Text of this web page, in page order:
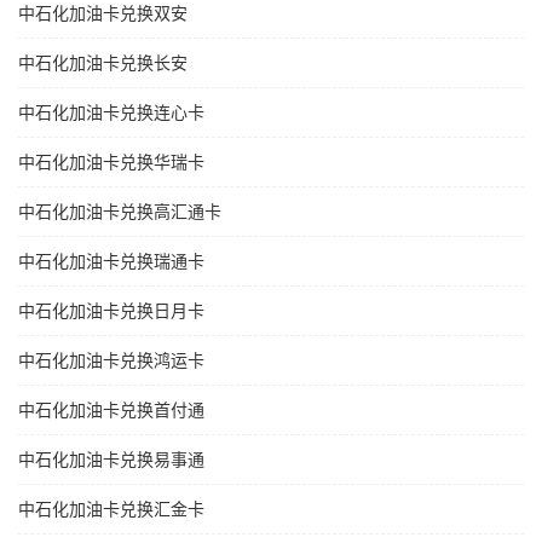
中石化加油卡兑换双安
中石化加油卡兑换长安
中石化加油卡兑换连心卡
中石化加油卡兑换华瑞卡
中石化加油卡兑换高汇通卡
中石化加油卡兑换瑞通卡
中石化加油卡兑换日月卡
中石化加油卡兑换鸿运卡
中石化加油卡兑换首付通
中石化加油卡兑换易事通
中石化加油卡兑换汇金卡